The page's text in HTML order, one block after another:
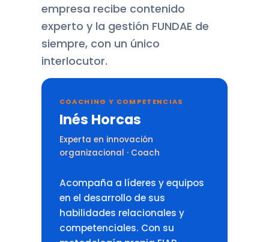
empresa recibe contenido
experto y la gestión FUNDAE de
siempre, con un único
interlocutor.
COACHING Y COMPETENCIAS
Inés Horcas
Experta en innovación
organizacional · Coach
Acompaña a líderes y equipos
en el desarrollo de sus
habilidades relacionales y
competenciales. Con su